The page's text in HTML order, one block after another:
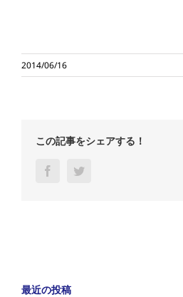
2014/06/16
この記事をシェアする！
Facebook
最近の投稿